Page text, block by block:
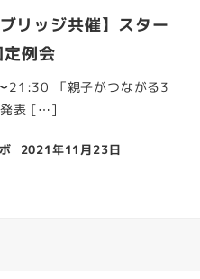
リッジ共催】スター
例会
「親子がつながる3
発表 […]
投稿日
2021年11月23日